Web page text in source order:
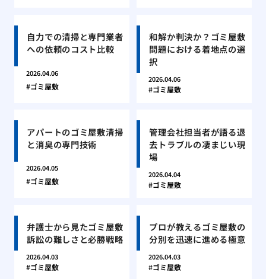
自力での清掃と専門業者
への依頼のコスト比較
2026.04.06
ゴミ屋敷
和解か判決か？ゴミ屋敷
問題における着地点の選
択
2026.04.06
ゴミ屋敷
アパートのゴミ屋敷清掃
と消臭の専門技術
2026.04.05
ゴミ屋敷
管理会社担当者が語る退
去トラブルの凄まじい現
場
2026.04.04
ゴミ屋敷
弁護士から見たゴミ屋敷
訴訟の難しさと必勝戦略
2026.04.03
ゴミ屋敷
プロが教えるゴミ屋敷の
分別を迅速に進める極意
2026.04.03
ゴミ屋敷